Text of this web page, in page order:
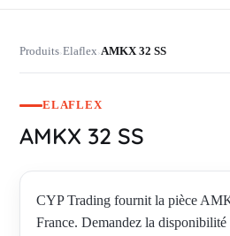
Produits›Elaflex›AMKX 32 SS
ELAFLEX
AMKX 32 SS
CYP Trading fournit la pièce
France. Demandez la